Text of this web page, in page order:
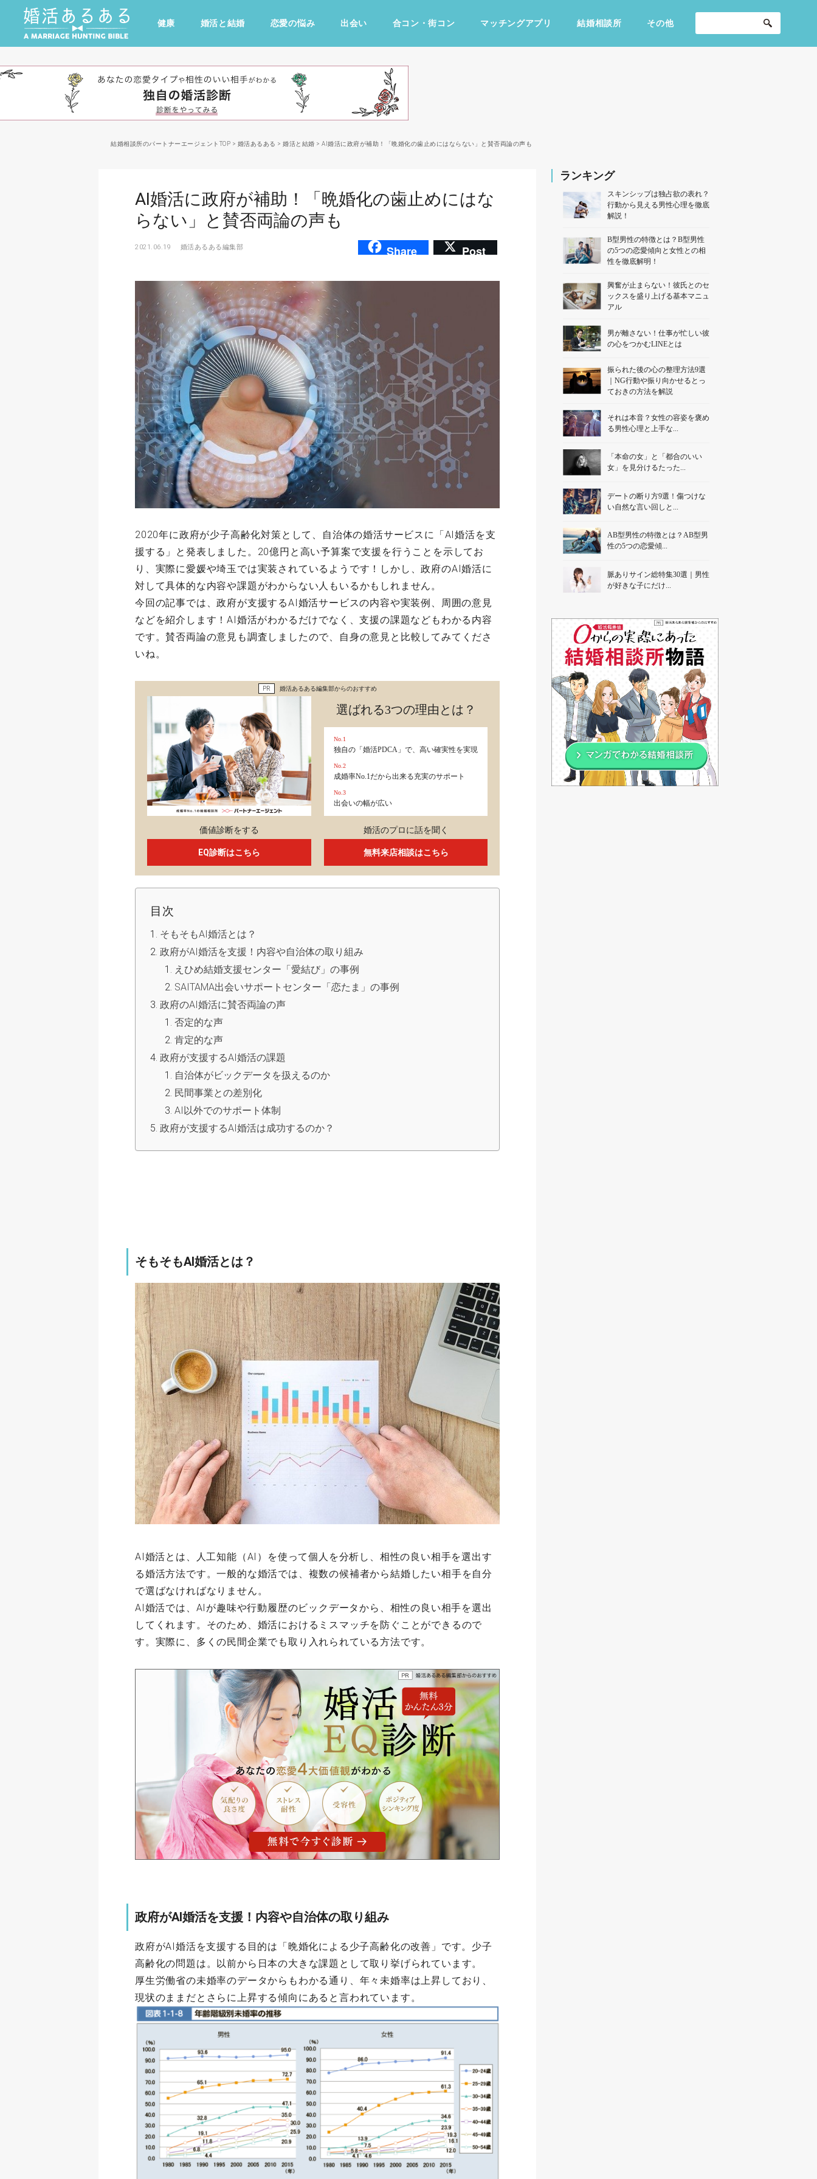
健康 婚活と結婚 恋愛の悩み 出会い 合コン・街コン マッチングアプリ 結婚相談所 その他
心の処方箋 カルチャー・トレンド・芸能
結婚相談所のパートナーエージェントTOP > 婚活あるある > 婚活と結婚 > AI婚活に政府が補助！「晩婚化の歯止めにはならない」と賛否両論の声も
AI婚活に政府が補助！「晩婚化の歯止めにはな
らない」と賛否両論の声も
2021.06.19 婚活あるある編集部 Share Post
2020年に政府が少子高齢化対策として、自治体の婚活サービスに「AI婚活を支
援する」と発表しました。20億円と高い予算案で支援を行うことを示してお
り、実際に愛媛や埼玉では実装されているようです！しかし、政府のAI婚活に
対して具体的な内容や課題がわからない人もいるかもしれません。
今回の記事では、政府が支援するAI婚活サービスの内容や実装例、周囲の意見
などを紹介します！AI婚活がわかるだけでなく、支援の課題などもわかる内容
です。賛否両論の意見も調査しましたので、自身の意見と比較してみてくださ
いね。
PR 婚活あるある編集部からのおすすめ
価値診断をする
EQ診断はこちら
選ばれる3つの理由とは？
No.1
独自の「婚活PDCA」で、高い確実性を実現
No.2
成婚率No.1だから出来る充実のサポート
No.3
出会いの幅が広い
婚活のプロに話を聞く
無料来店相談はこちら
目次
そもそもAI婚活とは？
政府がAI婚活を支援！内容や自治体の取り組み
えひめ結婚支援センター「愛結び」の事例
SAITAMA出会いサポートセンター「恋たま」の事例
政府のAI婚活に賛否両論の声
否定的な声
肯定的な声
政府が支援するAI婚活の課題
自治体がビックデータを扱えるのか
民間事業との差別化
AI以外でのサポート体制
政府が支援するAI婚活は成功するのか？
そもそもAI婚活とは？
AI婚活とは、人工知能（AI）を使って個人を分析し、相性の良い相手を選出す
る婚活方法です。一般的な婚活では、複数の候補者から結婚したい相手を自分
で選ばなければなりません。
AI婚活では、AIが趣味や行動履歴のビックデータから、相性の良い相手を選出
してくれます。そのため、婚活におけるミスマッチを防ぐことができるので
す。実際に、多くの民間企業でも取り入れられている方法です。
政府がAI婚活を支援！内容や自治体の取り組み
政府がAI婚活を支援する目的は「晩婚化による少子高齢化の改善」です。少子
高齢化の問題は。以前から日本の大きな課題として取り挙げられています。
厚生労働省の未婚率のデータからもわかる通り、年々未婚率は上昇しており、
現状のままだとさらに上昇する傾向にあると言われています。
ランキング
スキンシップは独占欲の表れ？
行動から見える男性心理を徹底
解説！
B型男性の特徴とは？B型男性
の5つの恋愛傾向と女性との相
性を徹底解明！
興奮が止まらない！彼氏とのセ
ックスを盛り上げる基本マニュ
アル
男が離さない！仕事が忙しい彼
の心をつかむLINEとは
振られた後の心の整理方法9選
｜NG行動や振り向かせるとっ
ておきの方法を解説
それは本音？女性の容姿を褒め
る男性心理と上手な...
「本命の女」と「都合のいい
女」を見分けるたった...
デートの断り方9選！傷つけな
い自然な言い回しと...
AB型男性の特徴とは？AB型男
性の5つの恋愛傾...
脈ありサイン総特集30選｜男性
が好きな子にだけ...